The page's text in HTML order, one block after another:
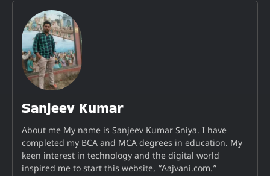
Sanjeev Kumar
About me My name is Sanjeev Kumar Sniya. I have
completed my BCA and MCA degrees in education. My
keen interest in technology and the digital world
inspired me to start this website, “Aajvani.com.”